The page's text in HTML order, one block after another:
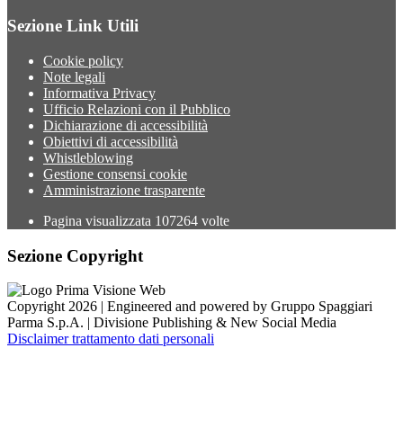
Sezione Link Utili
Cookie policy
Note legali
Informativa Privacy
Ufficio Relazioni con il Pubblico
Dichiarazione di accessibilità
Obiettivi di accessibilità
Whistleblowing
Gestione consensi cookie
Amministrazione trasparente
Pagina visualizzata 107264 volte
Sezione Copyright
Copyright 2026 | Engineered and powered by Gruppo Spaggiari
Parma S.p.A. | Divisione Publishing & New Social Media
Disclaimer trattamento dati personali